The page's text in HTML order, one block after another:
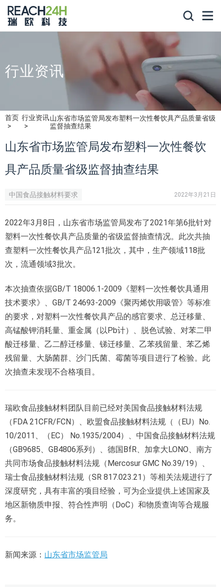
行业资讯
首页 行业资讯山东省市场监管局发布塑料一次性餐饮具产品质量省级
监督抽查结果
山东省市场监管局发布塑料一次性餐饮
具产品质量省级监督抽查结果
中国食品接触材料要求 2022年3月21日
2022年3月8日，山东省市场监管局发布了2021年第6批针对
塑料一次性餐饮具产品质量的省级监督抽查情况。此次共抽
查塑料一次性餐饮具产品121批次，其中，生产领域118批
次，流通领域3批次。
本次抽查依据GB/T 18006.1-2009《塑料一次性餐饮具通用
技术要求》、GB/T 24693-2009《聚丙烯饮用吸管》等标准
的要求，对塑料一次性餐饮具产品的感官要求、总迁移量、
高锰酸钾消耗量、重金属（以Pb计）、脱色试验、对苯二甲
酸迁移量、乙二醇迁移量、锑迁移量、乙苯残留量、苯乙烯
残留量、大肠菌群、沙门氏菌、霉菌等项目进行了检验。此
次抽查未发现不合格项目。
瑞欧食品接触材料团队目前已经对美国食品接触材料法规
（FDA 21CFR/FCN）、欧盟食品接触材料法规（（EU）No.
10/2011、（EC） No.1935/2004）、中国食品接触材料法规
（GB9685、GB4806系列）、德国BfR、加拿大LONO、南方
共同市场食品接触材料法规（Mercosur GMC No.39/19）、
瑞士食品接触材料法规（SR 817.023.21）等相关法规进行了
深度研究，具有丰富的项目经验，可为企业提供上述国家及
地区新物质申报、符合性声明（DoC）和物质查询等合规服
务。
新闻来源： 山东省市场监管局